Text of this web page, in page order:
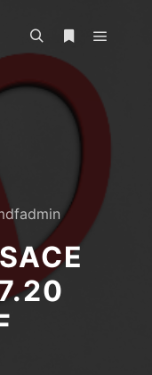
Rechercher